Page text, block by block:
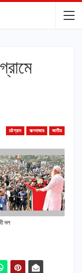
চট্টগ্রাম কক্সবাজার জাতীয়
দল